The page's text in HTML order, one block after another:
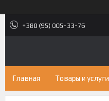
+380 (95) 005-33-76
Главная Товары и услуги